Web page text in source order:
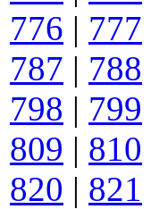
776 | 777
787 | 788
798 | 799
809 | 810
820 | 821